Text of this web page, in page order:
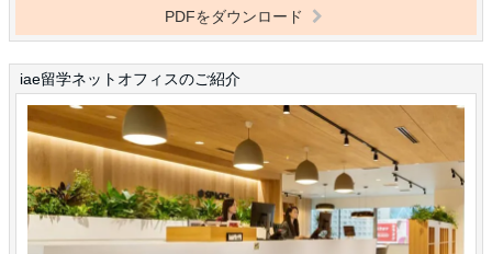
PDFをダウンロード
iae留学ネットオフィスのご紹介